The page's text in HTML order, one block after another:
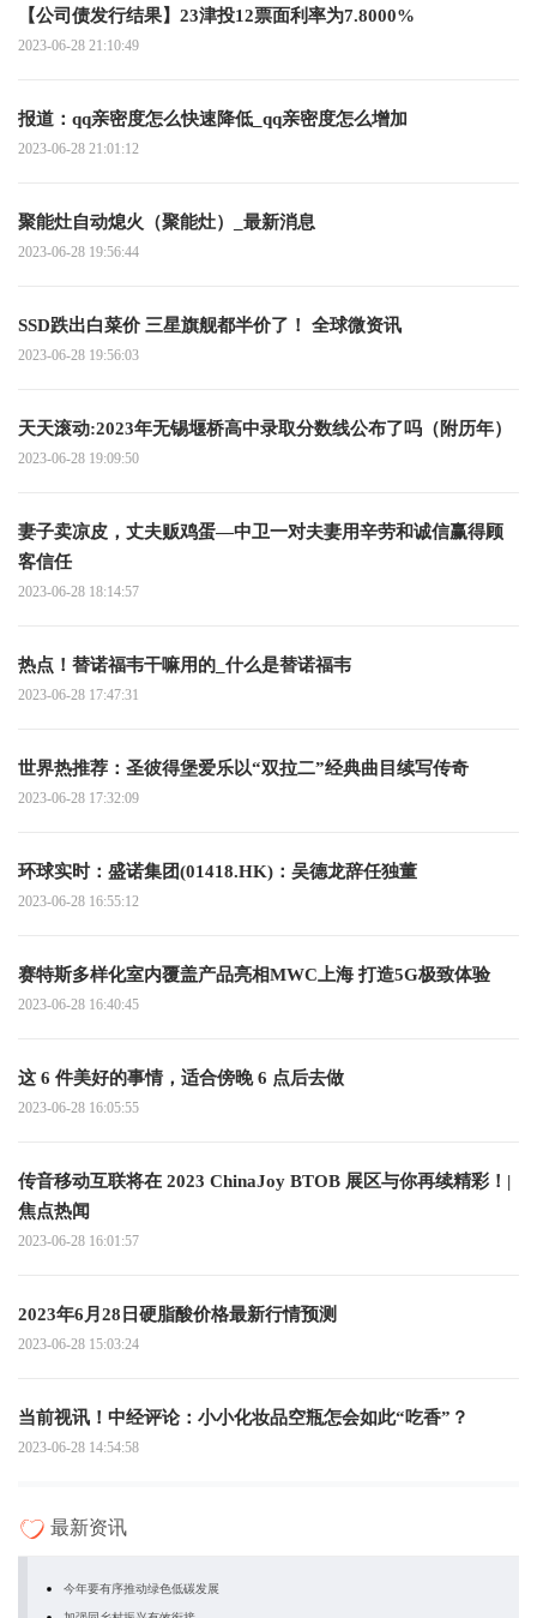
【公司债发行结果】23津投12票面利率为7.8000%
2023-06-28 21:10:49
报道：qq亲密度怎么快速降低_qq亲密度怎么增加
2023-06-28 21:01:12
聚能灶自动熄火（聚能灶）_最新消息
2023-06-28 19:56:44
SSD跌出白菜价 三星旗舰都半价了！ 全球微资讯
2023-06-28 19:56:03
天天滚动:2023年无锡堰桥高中录取分数线公布了吗（附历年）
2023-06-28 19:09:50
妻子卖凉皮，丈夫贩鸡蛋—中卫一对夫妻用辛劳和诚信赢得顾
客信任
2023-06-28 18:14:57
热点！替诺福韦干嘛用的_什么是替诺福韦
2023-06-28 17:47:31
世界热推荐：圣彼得堡爱乐以“双拉二”经典曲目续写传奇
2023-06-28 17:32:09
环球实时：盛诺集团(01418.HK)：吴德龙辞任独董
2023-06-28 16:55:12
赛特斯多样化室内覆盖产品亮相MWC上海 打造5G极致体验
2023-06-28 16:40:45
这 6 件美好的事情，适合傍晚 6 点后去做
2023-06-28 16:05:55
传音移动互联将在 2023 ChinaJoy BTOB 展区与你再续精彩！|
焦点热闻
2023-06-28 16:01:57
2023年6月28日硬脂酸价格最新行情预测
2023-06-28 15:03:24
当前视讯！中经评论：小小化妆品空瓶怎会如此“吃香”？
2023-06-28 14:54:58
最新资讯
今年要有序推动绿色低碳发展